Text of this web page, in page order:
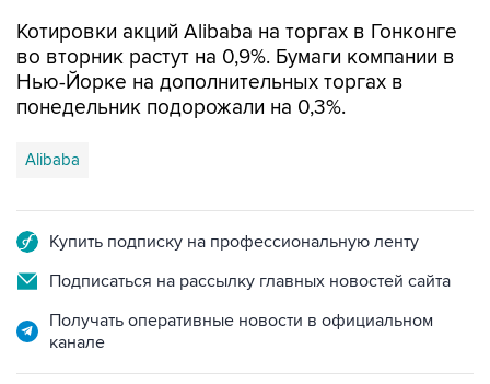
Котировки акций Alibaba на торгах в Гонконге
во вторник растут на 0,9%. Бумаги компании в
Нью-Йорке на дополнительных торгах в
понедельник подорожали на 0,3%.
Alibaba
Купить подписку на профессиональную ленту
Подписаться на рассылку главных новостей сайта
Получать оперативные новости в официальном
канале